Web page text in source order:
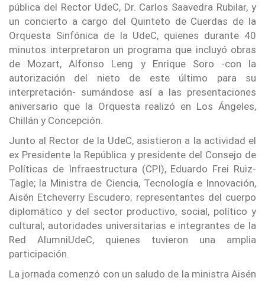
pública del Rector UdeC, Dr. Carlos Saavedra Rubilar, y
un concierto a cargo del Quinteto de Cuerdas de la
Orquesta Sinfónica de la UdeC, quienes durante 40
minutos interpretaron un programa que incluyó obras
de Mozart, Alfonso Leng y Enrique Soro -con la
autorización del nieto de este último para su
interpretación- sumándose así a las presentaciones
aniversario que la Orquesta realizó en Los Ángeles,
Chillán y Concepción.
Junto al Rector de la UdeC, asistieron a la actividad el
ex Presidente la República y presidente del Consejo de
Políticas de Infraestructura (CPI), Eduardo Frei Ruiz-
Tagle; la Ministra de Ciencia, Tecnología e Innovación,
Aisén Etcheverry Escudero; representantes del cuerpo
diplomático y del sector productivo, social, político y
cultural; autoridades universitarias e integrantes de la
Red AlumniUdeC, quienes tuvieron una amplia
participación.
La jornada comenzó con un saludo de la ministra Aisén